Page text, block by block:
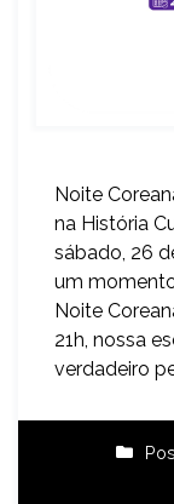
Noite
na História
sábado, 26
um
Noite
21h, nossa
verdadeiro